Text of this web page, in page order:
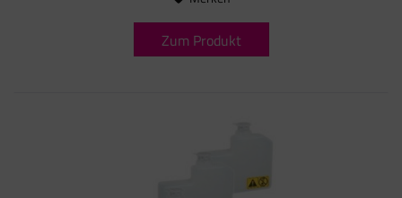
Zum Produkt